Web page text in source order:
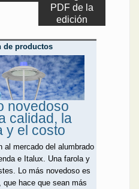
PDF de la
edición
de productos
novedoso
calidad, la
y el costo
al mercado del alumbrado
e Italux. Una farola y
Lo más novedoso es
hace que sean más